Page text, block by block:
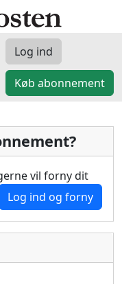
Log ind
Køb abonnement
vil forny dit
Log ind og forny